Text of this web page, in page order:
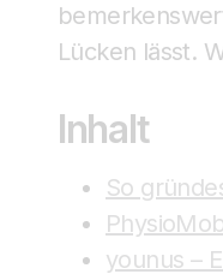
Lücken lässt.
Inhalt
So
younus –